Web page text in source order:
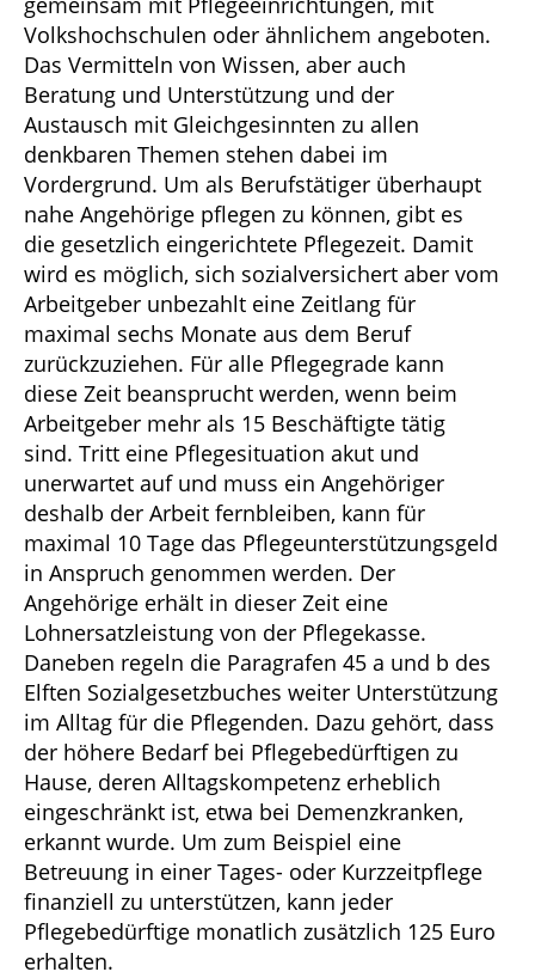
Volkshochschulen oder ähnlichem angeboten.
Das Vermitteln von Wissen, aber auch
Beratung und Unterstützung und der
Austausch mit Gleichgesinnten zu allen
denkbaren Themen stehen dabei im
Vordergrund. Um als Berufstätiger überhaupt
nahe Angehörige pflegen zu können, gibt es
die gesetzlich eingerichtete Pflegezeit. Damit
wird es möglich, sich sozialversichert aber vom
Arbeitgeber unbezahlt eine Zeitlang für
maximal sechs Monate aus dem Beruf
zurückzuziehen. Für alle Pflegegrade kann
diese Zeit beansprucht werden, wenn beim
Arbeitgeber mehr als 15 Beschäftigte tätig
sind. Tritt eine Pflegesituation akut und
unerwartet auf und muss ein Angehöriger
deshalb der Arbeit fernbleiben, kann für
maximal 10 Tage das Pflegeunterstützungsgeld
in Anspruch genommen werden. Der
Angehörige erhält in dieser Zeit eine
Lohnersatzleistung von der Pflegekasse.
Daneben regeln die Paragrafen 45 a und b des
Elften Sozialgesetzbuches weiter Unterstützung
im Alltag für die Pflegenden. Dazu gehört, dass
der höhere Bedarf bei Pflegebedürftigen zu
Hause, deren Alltagskompetenz erheblich
eingeschränkt ist, etwa bei Demenzkranken,
erkannt wurde. Um zum Beispiel eine
Betreuung in einer Tages- oder Kurzzeitpflege
finanziell zu unterstützen, kann jeder
Pflegebedürftige monatlich zusätzlich 125 Euro
erhalten.